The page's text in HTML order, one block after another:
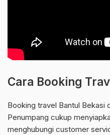
Cara Booking
Booking travel Bantul Bekasi
Penumpang cukup
menghubungi customer